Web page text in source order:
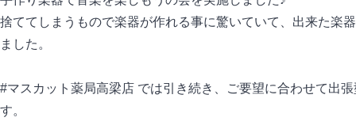
捨ててしまうもので楽器が作れる事に驚いていて、出来た楽
ました。
#マスカット薬局高梁店 では引き続き、ご要望に合わせて出
す。